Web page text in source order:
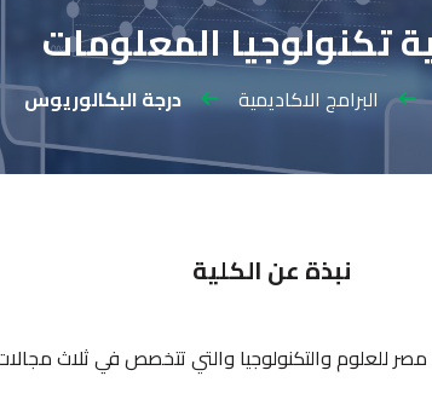
تكنولوجيا المعلومات
البرامج الاكاديمية درجة البكالوريوس
نبذة عن الكلية
عام 2001 كإحدى كليات جامعة مصر للعلوم والتكنولوجيا والتي